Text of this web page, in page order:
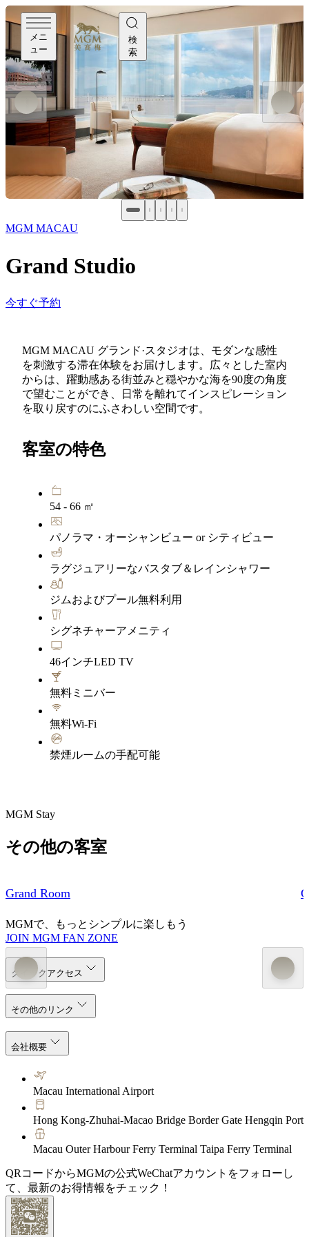
メニ
ュー
検
索
MGM MACAU
Grand Studio
今すぐ予約
MGM MACAU グランド·スタジオは、モダンな感性
を刺激する滞在体験をお届けします。広々とした室内
からは、躍動感ある街並みと穏やかな海を90度の角度
で望むことができ、日常を離れてインスピレーション
を取り戻すのにふさわしい空間です。
客室の特色
54 - 66 ㎡
パノラマ・オーシャンビュー or シティビュー
ラグジュアリーなバスタブ＆レインシャワー
ジムおよびプール無料利用
シグネチャーアメニティ
46インチLED TV
無料ミニバー
無料Wi-Fi
禁煙ルームの手配可能
MGM Stay
その他の客室
Grand Room
MGMで、もっとシンプルに楽しもう
JOIN MGM FAN ZONE
クイックアクセス
その他のリンク
会社概要
Macau International Airport
Hong Kong-Zhuhai-Macao Bridge Border Gate Hengqin Port
Macau Outer Harbour Ferry Terminal Taipa Ferry Terminal
QRコードからMGMの公式WeChatアカウントをフォローし
て、最新のお得情報をチェック！